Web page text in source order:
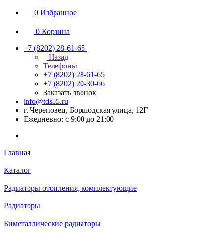
0 Избранное
0 Корзина
+7 (8202) 28‑61-65
Назад
Телефоны
+7 (8202) 28‑61-65
+7 (8202) 20‑30-66
Заказать звонок
info@tds35.ru
г. Череповец, Боршодская улица, 12Г
Ежедневно: с 9:00 до 21:00
Главная
Каталог
Радиаторы отопления, комплектующие
Радиаторы
Биметаллические радиаторы